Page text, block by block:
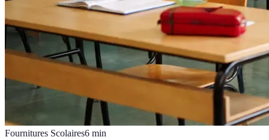
Fournitures Scolaires6 min